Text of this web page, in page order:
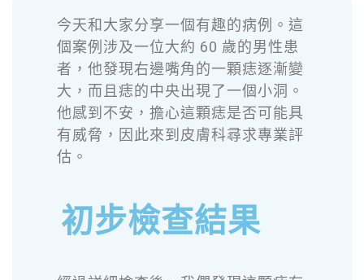
今天和大家分享一個有趣的病例。這
個案例涉及一位大約 60 歲的男性患
者，他發現右邊嘴角的一顆痣逐漸變
大，而且痣的中央出現了一個小洞。
他感到不安，擔心這顆痣是否可能具
有威脅，因此來到皮膚科尋求專業評
估。
初步檢查結果